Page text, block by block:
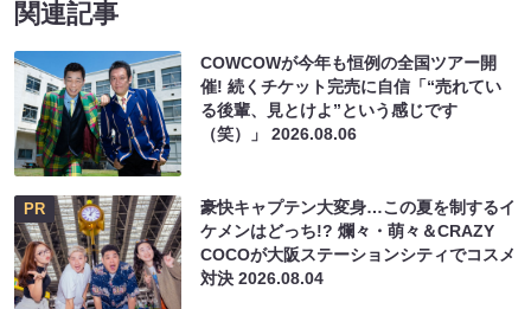
関連記事
COWCOWが今年も恒例の全国ツアー開
催! 続くチケット完売に自信「“売れてい
る後輩、見とけよ”という感じです
（笑）」2026.08.06
PR
豪快キャプテン大変身…この夏を制するイ
ケメンはどっち!? 爛々・萌々＆CRAZY
COCOが大阪ステーションシティでコスメ
対決2026.08.04